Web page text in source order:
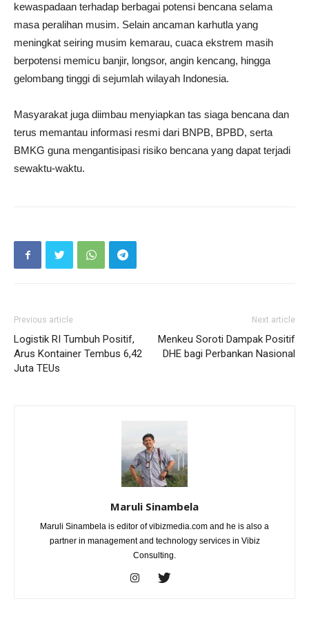
kewaspadaan terhadap berbagai potensi bencana selama
masa peralihan musim. Selain ancaman karhutla yang
meningkat seiring musim kemarau, cuaca ekstrem masih
berpotensi memicu banjir, longsor, angin kencang, hingga
gelombang tinggi di sejumlah wilayah Indonesia.
Masyarakat juga diimbau menyiapkan tas siaga bencana dan
terus memantau informasi resmi dari BNPB, BPBD, serta
BMKG guna mengantisipasi risiko bencana yang dapat terjadi
sewaktu-waktu.
Previous article
Logistik RI Tumbuh Positif,
Arus Kontainer Tembus 6,42
Juta TEUs
Next article
Menkeu Soroti Dampak Positif
DHE bagi Perbankan Nasional
Maruli Sinambela
Maruli Sinambela is editor of vibizmedia.com and he is also a
partner in management and technology services in Vibiz
Consulting.